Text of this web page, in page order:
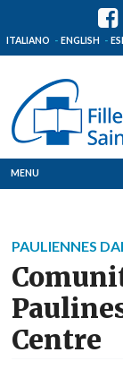
ITALIANO ENGLISH
MENU
Où sommes-nous
News
Ressources
PAULIENNES
Centre